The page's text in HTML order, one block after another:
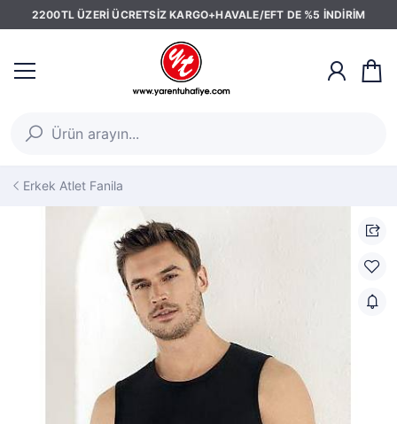
2200TL ÜZERİ ÜCRETSİZ KARGO+HAVALE/EFT DE %5 İNDİRİM
Erkek Atlet Fanila